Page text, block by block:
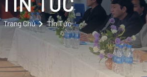
Trang Chủ Tin Tức